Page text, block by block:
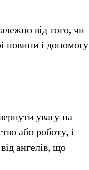
від того, чи
новини і допомогу
увагу на
або роботу, і
ангелів, що